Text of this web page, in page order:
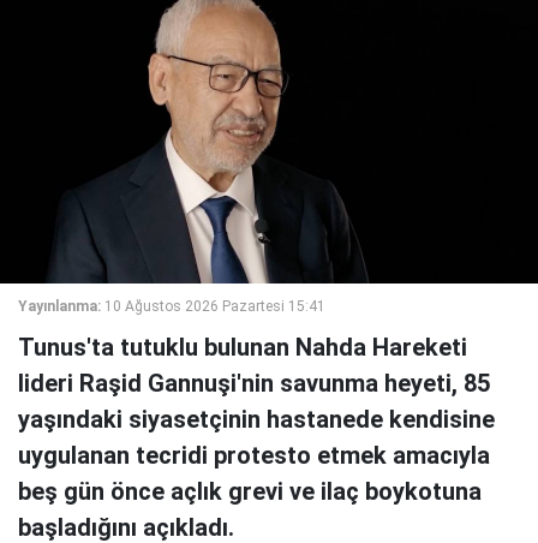
Yayınlanma: 10 Ağustos 2026 Pazartesi 15:41
Tunus'ta tutuklu bulunan Nahda Hareketi
lideri Raşid Gannuşi'nin savunma heyeti, 85
yaşındaki siyasetçinin hastanede kendisine
uygulanan tecridi protesto etmek amacıyla
beş gün önce açlık grevi ve ilaç boykotuna
başladığını açıkladı.